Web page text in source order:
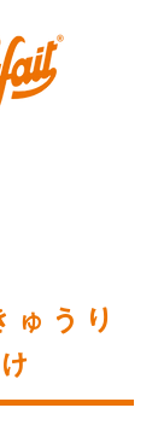
ゅうり